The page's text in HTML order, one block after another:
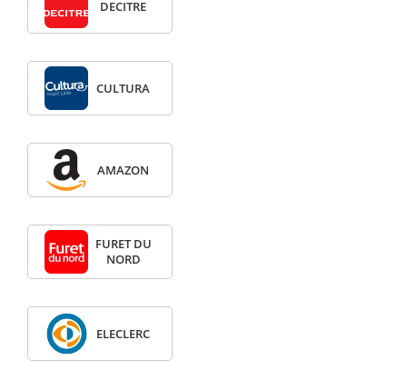
DECITRE
CULTURA
AMAZON
FURET DU
NORD
ELECLERC